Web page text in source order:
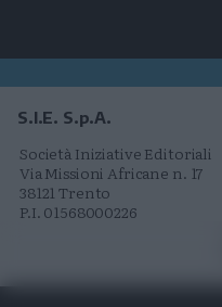
S.I.E. S.p.A.
Società Iniziative Editoriali
Via Missioni Africane n. 17
38121 Trento
P.I. 01568000226